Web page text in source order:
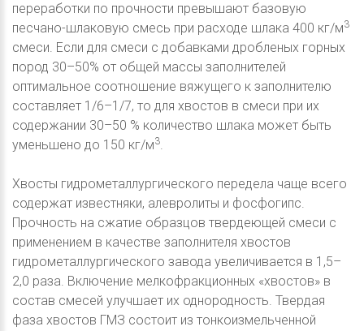
переработки по прочности превышают базовую
песчано-шлаковую смесь при расходе шлака 400 кг/м3
смеси. Если для смеси с добавками дробленых горных
пород 30–50% от общей массы заполнителей
оптимальное соотношение вяжущего к заполнителю
составляет 1/6–1/7, то для хвостов в смеси при их
содержании 30–50 % количество шлака может быть
уменьшено до 150 кг/м3.
Хвосты гидрометаллургического передела чаще всего
содержат известняки, алевролиты и фосфогипс.
Прочность на сжатие образцов твердеющей смеси с
применением в качестве заполнителя хвостов
гидрометаллургического завода увеличивается в 1,5–
2,0 раза. Включение мелкофракционных «хвостов» в
состав смесей улучшает их однородность. Твердая
фаза хвостов ГМЗ состоит из тонкоизмельченной